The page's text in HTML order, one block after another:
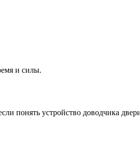
и силы.
понять устройство доводчика